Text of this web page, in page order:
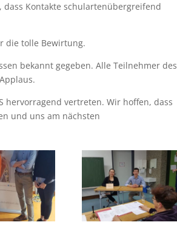
dass Kontakte schulartenübergreifend
die tolle Bewirtung.
bekannt gegeben. Alle Teilnehmer des
hervorragend vertreten. Wir hoffen, dass
und uns am nächsten